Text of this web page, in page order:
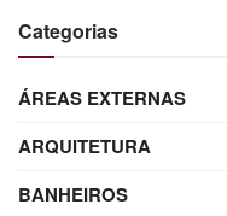
Categorias
ÁREAS EXTERNAS
ARQUITETURA
BANHEIROS